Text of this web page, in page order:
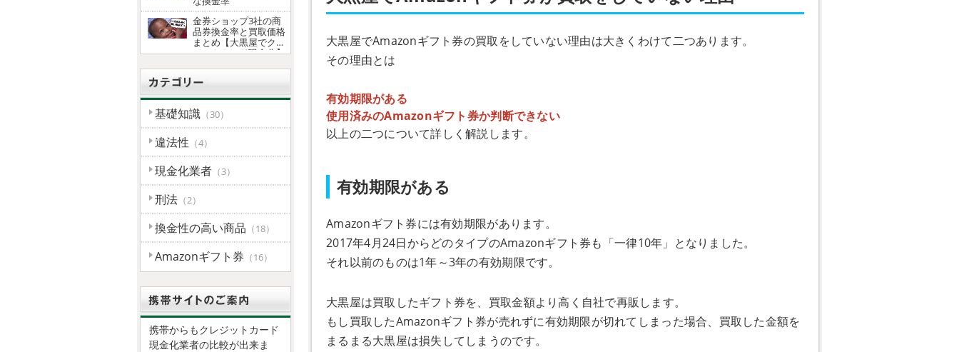
大黒屋でAmazonギフト券の買取をしていない理由は大きくわけて二つあります。
その理由とは
有効期限がある
使用済みのAmazonギフト券か判断できない
以上の二つについて詳しく解説します。
有効期限がある
Amazonギフト券には有効期限があります。
2017年4月24日からどのタイプのAmazonギフト券も「一律10年」となりました。
それ以前のものは1年～3年の有効期限です。
大黒屋は買取したギフト券を、買取金額より高く自社で再販します。
もし買取したAmazonギフト券が売れずに有効期限が切れてしまった場合、買取した金額を
まるまる大黒屋は損失してしまうのです。
金券ショップ3社の商
品券換金率と買取価格
まとめ【大黒屋でクレ
ジットカード現金化】
基礎知識 （30）
違法性 （4）
現金化業者 （3）
刑法 （2）
換金性の高い商品 （18）
Amazonギフト券 （16）
携帯からもクレジットカード
現金化業者の比較が出来ま